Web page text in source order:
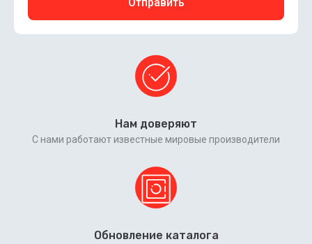
Нам доверяют
С нами работают известные мировые производители
Обновление каталога